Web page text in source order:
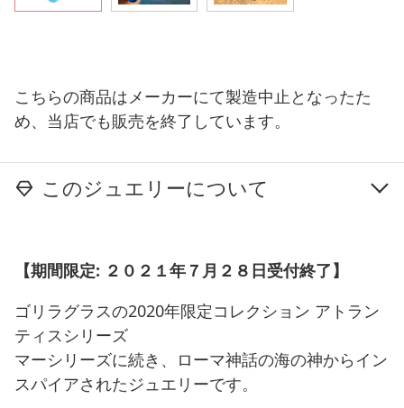
こちらの商品はメーカーにて製造中止となったた
め、当店でも販売を終了しています。
このジュエリーについて
【期間限定: ２０２１年７月２８日受付終了】
ゴリラグラスの2020年限定コレクション アトラン
ティスシリーズ
マーシリーズに続き、ローマ神話の海の神からイン
スパイアされたジュエリーです。